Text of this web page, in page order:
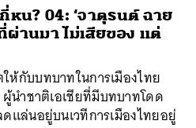
หน? 04: ‘จาตุรนต์ ฉาย
ผ่านมา ไม่เสียของ แต่
ห้กับบทบาทในการเมืองไทย
นำชาติเอเชียที่มีบทบาทโดด
แล่นอยู่บนเวทีการเมืองไทยอยู่